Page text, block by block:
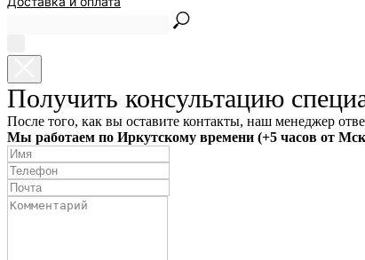
Получить консультацию
После того, как вы оставите контакты, наш менеджер
Мы работаем по Иркутскому времени (+5 часов от